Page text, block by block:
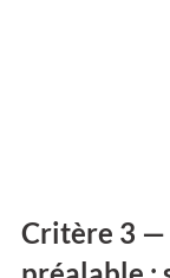
Critère 3 —